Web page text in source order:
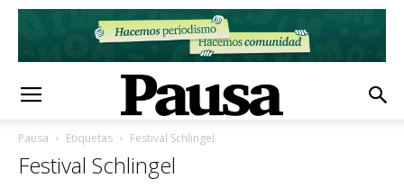
Pausa Etiquetas Festival Schlingel
Festival Schlingel